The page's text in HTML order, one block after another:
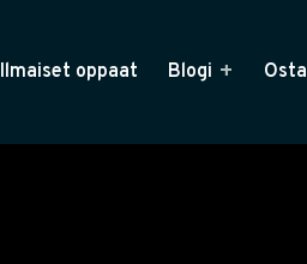
Ilmaiset oppaat Blogi Osta